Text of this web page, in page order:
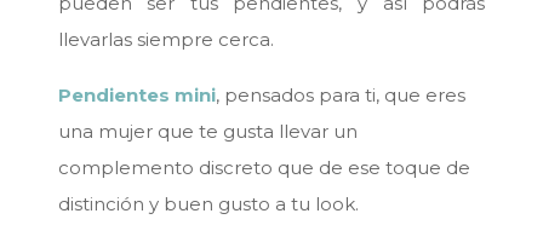
llevarlas siempre cerca.
Pendientes mini, pensados para ti, que eres
una mujer que te gusta llevar un
complemento discreto que de ese toque de
distinción y buen gusto a tu look.